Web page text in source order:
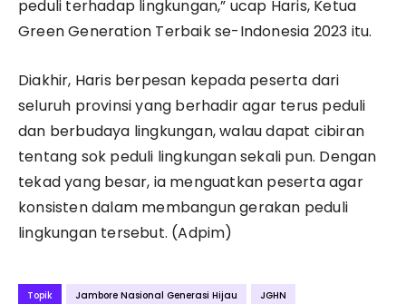
peduli terhadap lingkungan,” ucap Haris, Ketua
Green Generation Terbaik se-Indonesia 2023 itu.
Diakhir, Haris berpesan kepada peserta dari
seluruh provinsi yang berhadir agar terus peduli
dan berbudaya lingkungan, walau dapat cibiran
tentang sok peduli lingkungan sekali pun. Dengan
tekad yang besar, ia menguatkan peserta agar
konsisten dalam membangun gerakan peduli
lingkungan tersebut. (Adpim)
Topik Jambore Nasional Generasi Hijau JGHN